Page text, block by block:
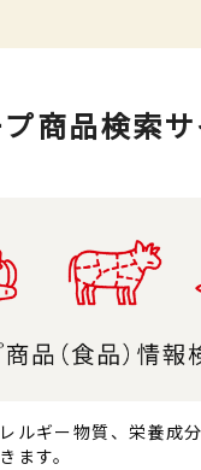
商品検索
ルギー物質、栄養成
ます。